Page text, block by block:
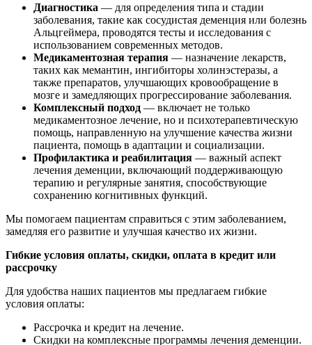
Диагностика — для определения типа и стадии
заболевания, такие как сосудистая деменция или болезнь
Альцгеймера, проводятся тесты и исследования с
использованием современных методов.
Медикаментозная терапия — назначение лекарств,
таких как мемантин, ингибиторы холинэстеразы, а
также препаратов, улучшающих кровообращение в
мозге и замедляющих прогрессирование заболевания.
Комплексный подход — включает не только
медикаментозное лечение, но и психотерапевтическую
помощь, направленную на улучшение качества жизни
пациента, помощь в адаптации и социализации.
Профилактика и реабилитация — важный аспект
лечения деменции, включающий поддерживающую
терапию и регулярные занятия, способствующие
сохранению когнитивных функций.
Мы помогаем пациентам справиться с этим заболеванием,
замедляя его развитие и улучшая качество их жизни.
Гибкие условия оплаты, скидки, оплата в кредит или
рассрочку
Для удобства наших пациентов мы предлагаем гибкие
условия оплаты:
Рассрочка и кредит на лечение.
Скидки на комплексные программы лечения деменции.